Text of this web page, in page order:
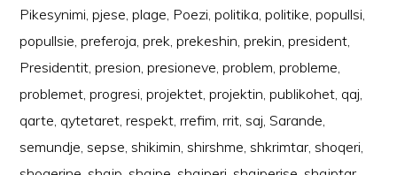
Pikesynimi,pjese,plage, Poezi,politika,politike,popullsi,
popullsie,preferoja,prek,prekeshin,prekin,president,
Presidentit,presion,presioneve,problem,probleme,
problemet,progresi,projektet,projektin,publikohet, qaj,
qarte, qytetaret,respekt,rrefim,rrit,saj,Sarande,
semundje,sepse,shikimin,shirshme,shkrimtar,shoqeri,